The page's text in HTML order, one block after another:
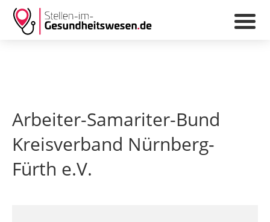
Arbeiter-Samariter-Bund
Kreisverband Nürnberg-
Fürth e.V.